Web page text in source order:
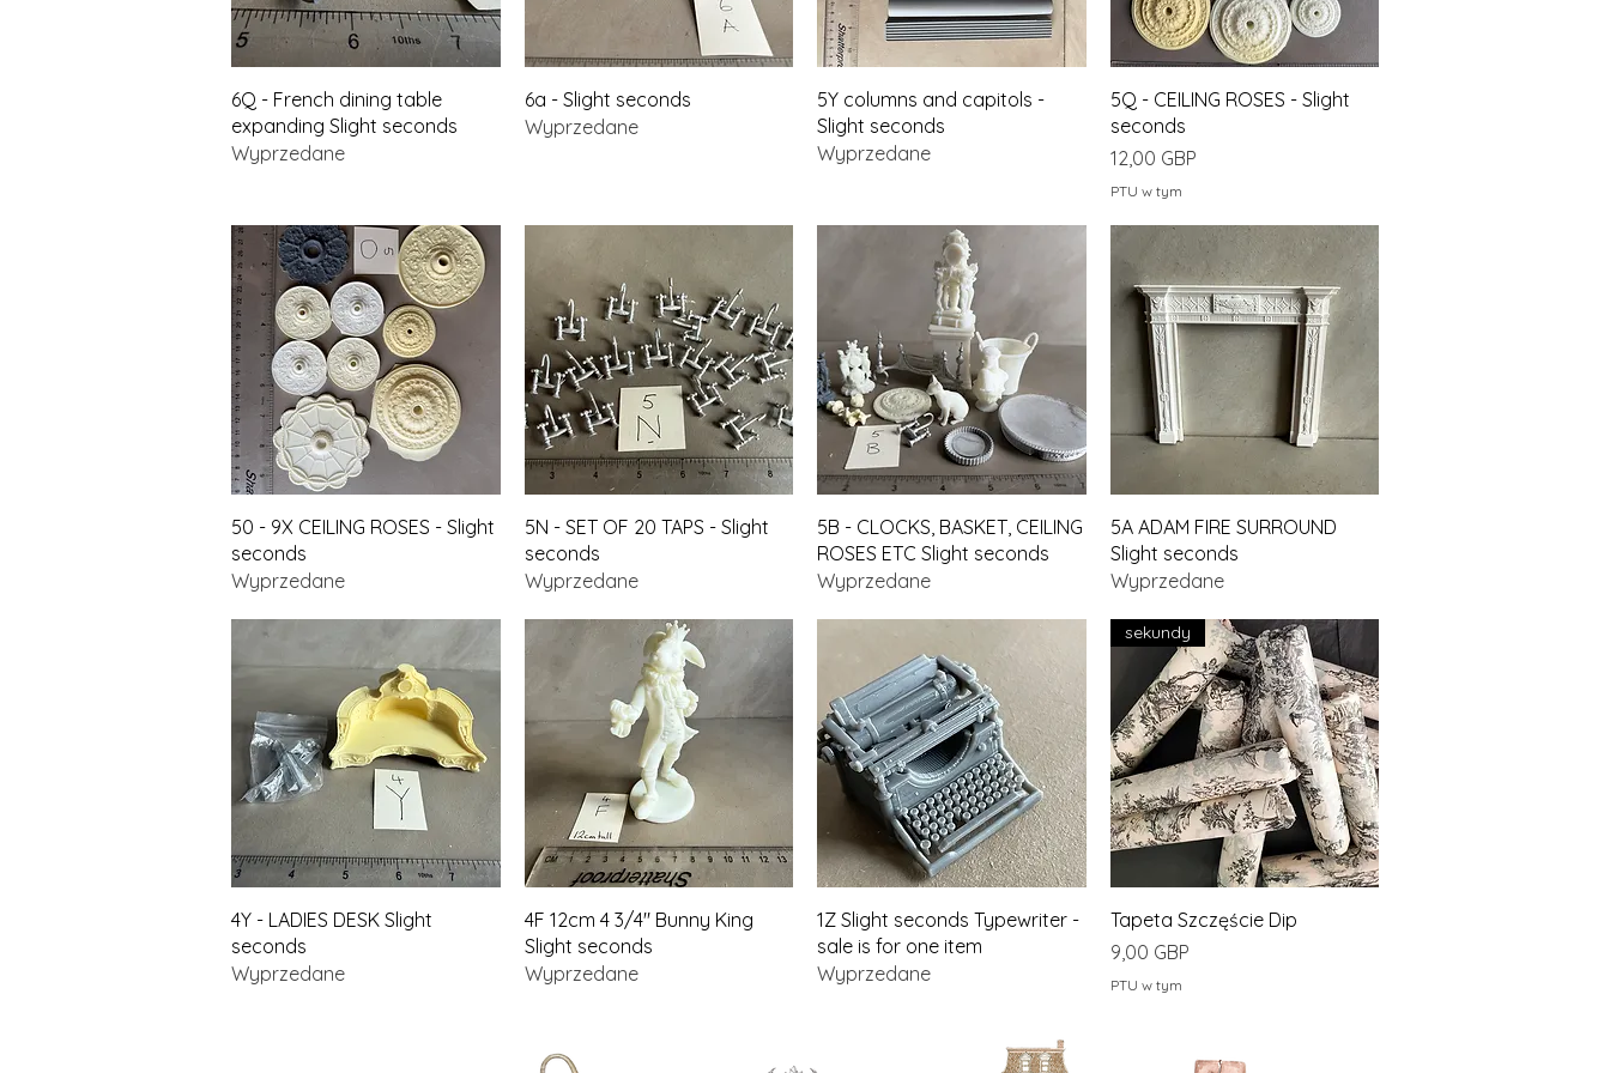
Podgląd
6Q - French dining table
expanding Slight seconds
Wyprzedane
Podgląd
6a - Slight seconds
Wyprzedane
Podgląd
5Y columns and capitols -
Slight seconds
Wyprzedane
Podgląd
5Q - CEILING ROSES - Slight
seconds
Cena
12,00 GBP
PTU w tym
Podgląd
50 - 9X CEILING ROSES - Slight
seconds
Wyprzedane
Podgląd
5N - SET OF 20 TAPS - Slight
seconds
Wyprzedane
Podgląd
5B - CLOCKS, BASKET, CEILING
ROSES ETC Slight seconds
Wyprzedane
Podgląd
5A ADAM FIRE SURROUND
Slight seconds
Wyprzedane
Podgląd
4Y - LADIES DESK Slight
seconds
Wyprzedane
Podgląd
4F 12cm 4 3/4" Bunny King
Slight seconds
Wyprzedane
Podgląd
1Z Slight seconds Typewriter -
sale is for one item
Wyprzedane
Podgląd
sekundy
Tapeta Szczęście Dip
Cena
9,00 GBP
PTU w tym